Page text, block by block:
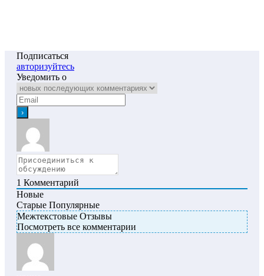
Подписаться
авторизуйтесь
Уведомить о
1 Комментарий
Новые
Старые Популярные
Межтекстовые Отзывы
Посмотреть все комментарии